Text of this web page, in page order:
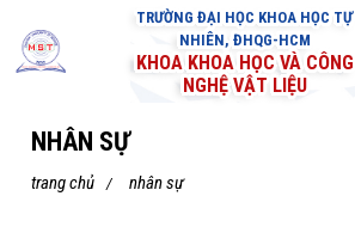
TRƯỜNG ĐẠI HỌC KHOA HỌC TỰ
NHIÊN, ĐHQG-HCM
KHOA KHOA HỌC VÀ CÔNG
NGHỆ VẬT LIỆU
NHÂN SỰ
trang chủ nhân sự